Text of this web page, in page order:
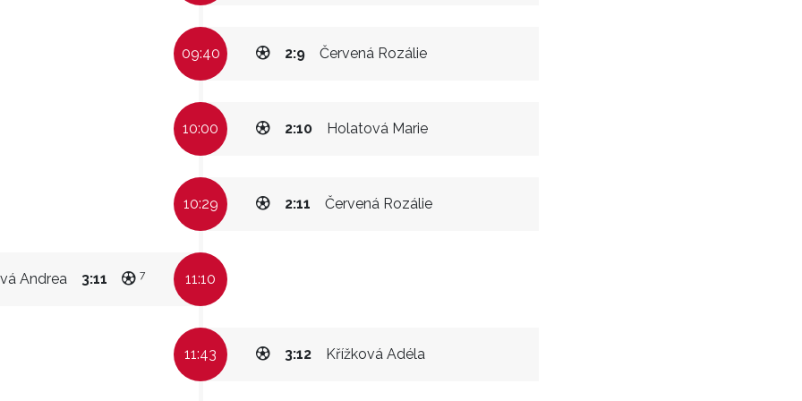
09:40 Červená Rozálie
2:9
10:00 Holatová Marie
2:10
10:29 Červená Rozálie
2:11
Andrea 3:11 7 11:10
11:43 Křížková Adéla
3:12